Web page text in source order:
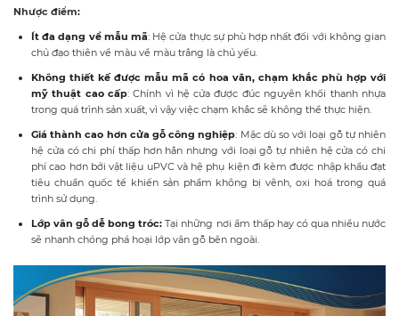
Nhược điểm:
Ít đa dạng về mẫu mã: Hệ cửa thực sự phù hợp nhất đối với không gian
chủ đạo thiên về màu về màu trắng là chủ yếu.
Không thiết kế được mẫu mã có hoa văn, chạm khắc phù hợp với
mỹ thuật cao cấp: Chính vì hệ cửa được đúc nguyên khối thanh nhựa
trong quá trình sản xuất, vì vậy việc chạm khắc sẽ không thể thực hiện.
Giá thành cao hơn cửa gỗ công nghiệp: Mặc dù so với loại gỗ tự nhiên
hệ cửa có chi phí thấp hơn hẳn nhưng với loại gỗ tự nhiên hệ cửa có chi
phí cao hơn bởi vật liệu uPVC và hệ phụ kiện đi kèm được nhập khẩu đạt
tiêu chuẩn quốc tế khiến sản phẩm không bị vênh, oxi hoá trong quá
trình sử dụng.
Lớp vân gỗ dễ bong tróc: Tại những nơi ẩm thấp hay có qua nhiều nước
sẽ nhanh chóng phá hoại lớp vân gỗ bên ngoài.